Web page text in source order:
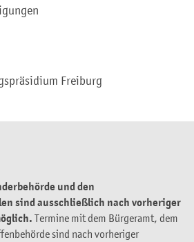
und den
sind ausschließlich nach vorheriger
Termine mit dem Bürgeramt, dem
sind nach vorheriger
Freiburg